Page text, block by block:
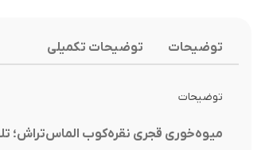
توضیحات توضیحات تکمیلی
توضیحات
میوه‌خوری قجری نقره‌کوب الماس‌تراش؛